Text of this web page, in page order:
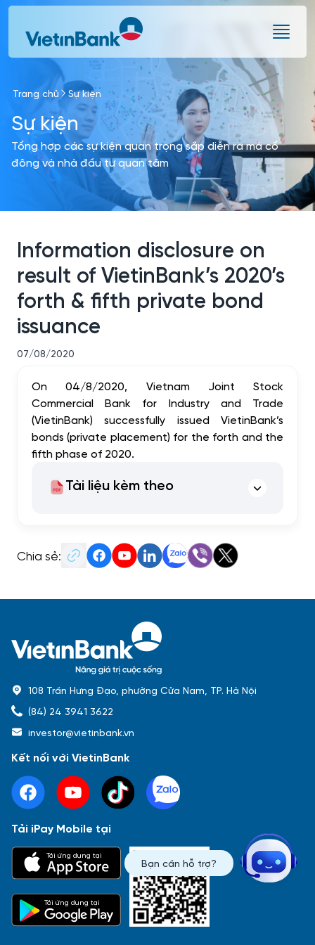
Skip to Main Content
Báo cáo tài chính Thông tin giao dịch
Sự kiện
Trang chủ Sự kiện
Sự kiện
Tổng hợp các sự kiện quan trọng sắp diễn ra mà cổ
đông và nhà đầu tư quan tâm
Information disclosure on
result of VietinBank’s 2020’s
forth & fifth private bond
issuance
07/08/2020
On 04/8/2020, Vietnam Joint Stock
Commercial Bank for Industry and Trade
(VietinBank) successfully issued VietinBank’s
bonds (private placement) for the forth and the
fifth phase of 2020.
Tài liệu kèm theo
Chia sẻ:
Bạn cần hỗ trợ?
108 Trần Hưng Đạo, phường Cửa Nam, TP. Hà Nội
(84) 24 3941 3622
investor@vietinbank.vn
Kết nối với VietinBank
Tải iPay Mobile tại
Tải ứng dụng tại
Tải ứng dụng tại